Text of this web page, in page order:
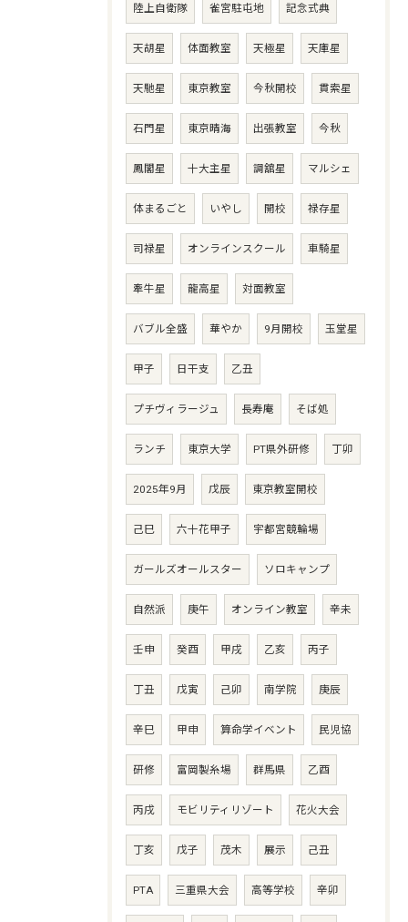
陸上自衛隊 雀宮駐屯地 記念式典
天胡星 体面教室 天極星 天庫星
天馳星 東京教室 今秋開校 貫索星
石門星 東京晴海 出張教室 今秋
鳳閣星 十大主星 調舘星 マルシェ
体まるごと いやし 開校 禄存星
司禄星 オンラインスクール 車騎星
牽牛星 龍高星 対面教室
バブル全盛 華やか 9月開校 玉堂星
甲子 日干支 乙丑
プチヴィラージュ 長寿庵 そば処
ランチ 東京大学 PT県外研修 丁卯
2025年9月 戊辰 東京教室開校
己巳 六十花甲子 宇都宮競輪場
ガールズオールスター ソロキャンプ
自然派 庚午 オンライン教室 辛未
壬申 癸酉 甲戌 乙亥 丙子
丁丑 戊寅 己卯 南学院 庚辰
辛巳 甲申 算命学イベント 民児協
研修 富岡製糸場 群馬県 乙酉
丙戌 モビリティリゾート 花火大会
丁亥 戊子 茂木 展示 己丑
PTA 三重県大会 高等学校 辛卯